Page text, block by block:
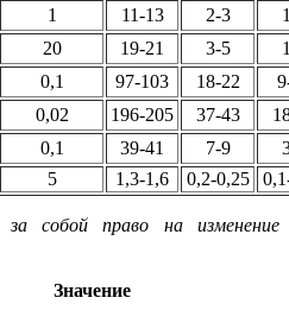
1 11-13 2-3
20 19-21 3-5
0,1 97-103 18-22
0,02 196-205 37-43
0,1 39-41 7-9
5 1,3-1,6 0,2-0,25
за собой право на изменение
Значение